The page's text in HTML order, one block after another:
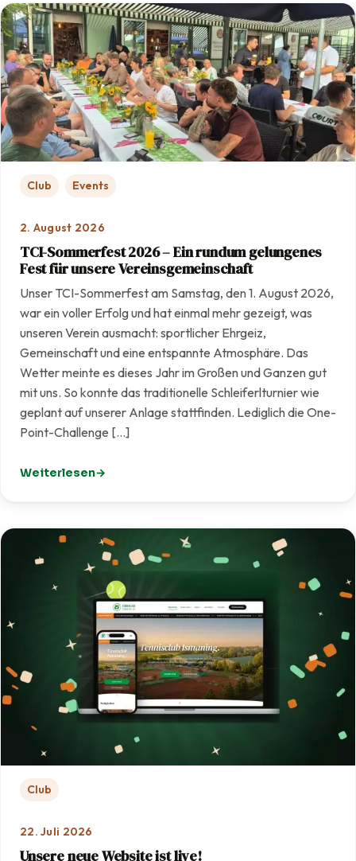
Club Events
2. August 2026
TCI-Sommerfest 2026 – Ein rundum gelungenes
Fest für unsere Vereinsgemeinschaft
Unser TCI-Sommerfest am Samstag, den 1. August 2026,
war ein voller Erfolg und hat einmal mehr gezeigt, was
unseren Verein ausmacht: sportlicher Ehrgeiz,
Gemeinschaft und eine entspannte Atmosphäre. Das
Wetter meinte es dieses Jahr im Großen und Ganzen gut
mit uns. So konnte das traditionelle Schleiferlturnier wie
geplant auf unserer Anlage stattfinden. Lediglich die One-
Point-Challenge […]
Weiterlesen
: TCI-Sommerfest 2026 – Ein rundum gelungenes Fest
Club
22. Juli 2026
Unsere neue Website ist live!